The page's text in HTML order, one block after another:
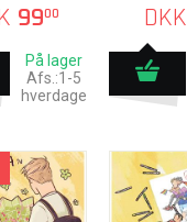
9900
På lager
Afs.:1-5
hverdage
DKK